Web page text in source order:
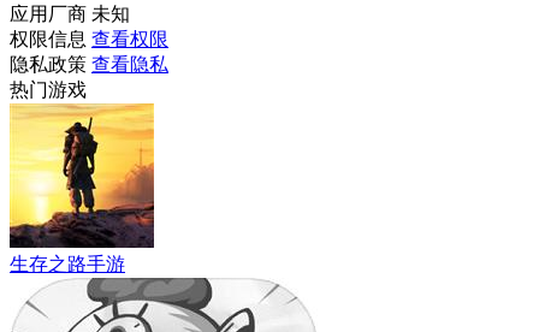
应用厂商 未知
权限信息 查看权限
隐私政策 查看隐私
热门游戏
生存之路手游